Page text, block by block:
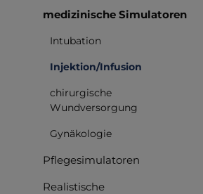
medizinische Simulatoren
Intubation
Injektion/Infusion
chirurgische
Wundversorgung
Gynäkologie
Pflegesimulatoren
Realistische